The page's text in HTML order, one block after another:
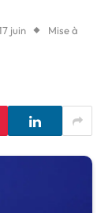
juin Mise à